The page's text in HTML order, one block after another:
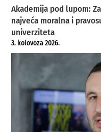
Akademija pod lupom:
najveća moralna i
univerziteta
3. kolovoza 2026.